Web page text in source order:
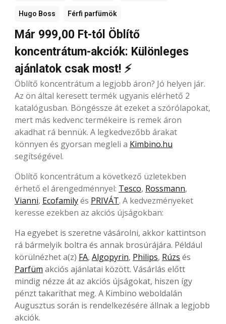
Hugo Boss Férfi parfümök
Már 999,00 Ft-tól Öblítő
koncentrátum-akciók: Különleges
ajánlatok csak most! ⚡
Öblítő koncentrátum a legjobb áron? Jó helyen jár.
Az ön által keresett termék ugyanis elérhető 2
katalógusban. Böngéssze át ezeket a szórólapokat,
mert más kedvenc termékeire is remek áron
akadhat rá bennük. A legkedvezőbb árakat
könnyen és gyorsan megleli a Kimbino.hu
segítségével.
Öblítő koncentrátum a következő üzletekben
érhető el árengedménnyel: Tesco, Rossmann,
Vianni, Ecofamilyés PRIVÁT. A kedvezményeket
keresse ezekben az akciós újságokban:
Ha egyebet is szeretne vásárolni, akkor kattintson
rá bármelyik boltra és annak brosúrájára. Például
körülnézhet a(z) FA, Algopyrin, Philips, Rúzs és
Parfüm akciós ajánlatai között. Vásárlás előtt
mindig nézze át az akciós újságokat, hiszen így
pénzt takaríthat meg. A Kimbino weboldalán
Augusztus során is rendelkezésére állnak a legjobb
akciók.